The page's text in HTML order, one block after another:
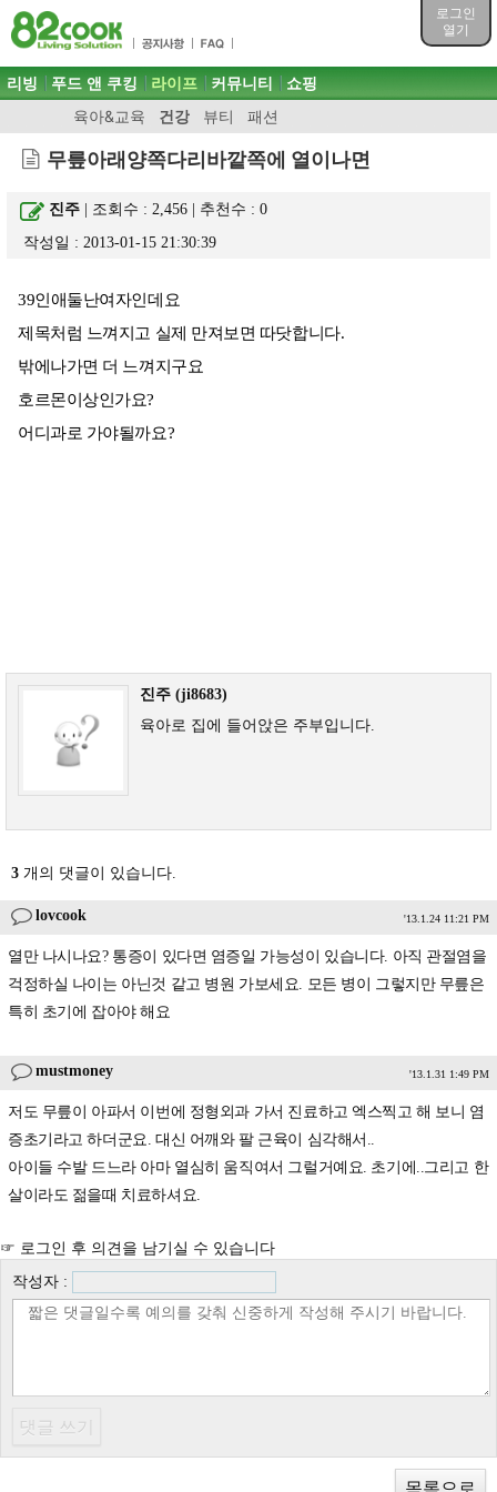
로그인
열기
목차
주메뉴 바로가기
컨텐츠 바로가기
검색 바로가기
로그인 바로가기
주메뉴
리빙 푸드 앤 쿠킹 라이프
육아&교육 건강 뷰티 패션
커뮤니티 쇼핑
무릎아래양쪽다리바깥쪽에 열이나면
진주 | 조회수 : 2,456 | 추천수 :0
작성일 : 2013-01-15 21:30:39
39인애둘난여자인데요
제목처럼 느껴지고 실제 만져보면 따닷합니다.
밖에나가면 더 느껴지구요
호르몬이상인가요?
어디과로 가야될까요?
진주 (ji8683)
육아로 집에 들어앉은 주부입니다.
3 개의 댓글이 있습니다.
lovcook '13.1.24 11:21 PM
열만 나시나요? 통증이 있다면 염증일 가능성이 있습니다. 아직 관절염을
걱정하실 나이는 아닌것 같고 병원 가보세요. 모든 병이 그렇지만 무릎은
특히 초기에 잡아야 해요
mustmoney '13.1.31 1:49 PM
저도 무릎이 아파서 이번에 정형외과 가서 진료하고 엑스찍고 해 보니 염
증초기라고 하더군요. 대신 어깨와 팔 근육이 심각해서..
아이들 수발 드느라 아마 열심히 움직여서 그럴거예요. 초기에..그리고 한
살이라도 젊을때 치료하셔요.
☞ 로그인 후 의견을 남기실 수 있습니다
작성자 :